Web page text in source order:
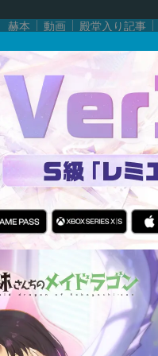
赫本 動画 殿堂入り記事